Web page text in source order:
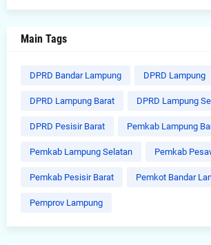
Main Tags
DPRD Bandar Lampung DPRD Lampung
DPRD Lampung Barat DPRD Lampung
DPRD Pesisir Barat Pemkab Lampung
Pemkab Lampung Selatan Pemkab
Pemkab Pesisir Barat Pemkot Bandar
Pemprov Lampung